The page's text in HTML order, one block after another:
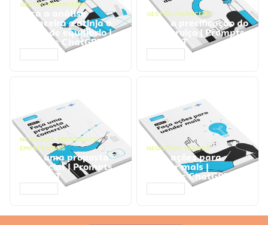
GESTÃO FINANCEIRA
Faça a análise
financeira e atinja o
ponto de equilíbrio |
Prompts ChatGPT
GESTÃO FINANCEIRA
Faça a precificação do
seu serviço | Prompts
ChatGPT
NEGÓCIOS, PROCESSOS
EMPRESARIAIS
Faça uma proposta
comercial | Prompts
ChatGPT
NEGÓCIOS, VENDAS
Faça ações para
vender mais |
Prompts ChatGPT